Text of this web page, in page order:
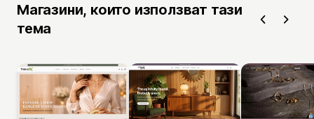
Магазини, които използват тази
тема